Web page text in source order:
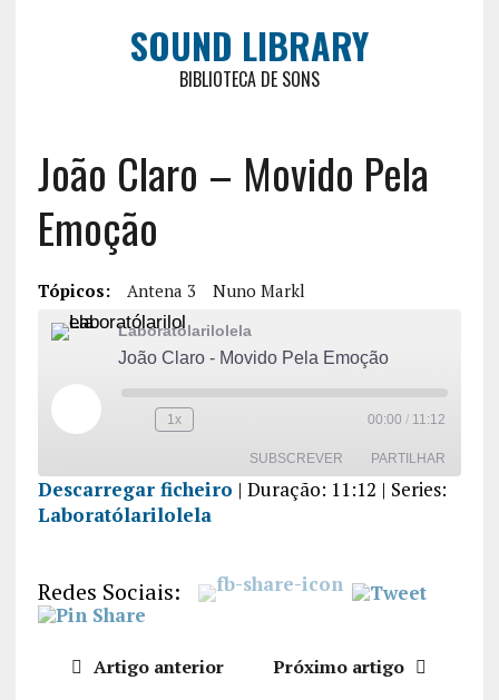
SOUND LIBRARY
BIBLIOTECA DE SONS
João Claro – Movido Pela
Emoção
Tópicos: Antena 3 Nuno Markl
Laboratólarilolela
João Claro - Movido Pela Emoção
1x 00:00 / 11:12
SUBSCREVER PARTILHAR
PARTILHA
INCORPO
RAR
Descarregar ficheiro | Duração: 11:12 | Series:
Laboratólarilolela
Redes Sociais:
Artigo anterior Próximo artigo